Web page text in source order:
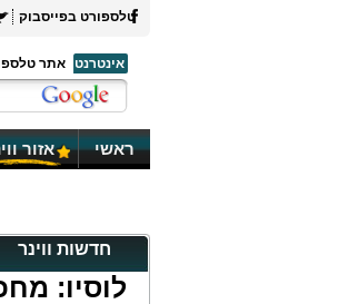
טלספורט בפייסבוק
אינטרנט
אתר
ראשי אזור
חדשות ווינר
לוסיו: